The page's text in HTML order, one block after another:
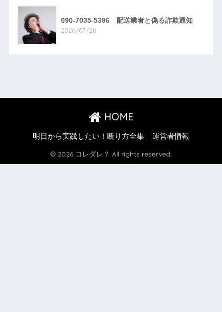
090-7035-5396 配送業者と偽る詐欺通知
2026/07/28
HOME
明日から実践したい！断り方全集 運営者情報
© 2026 コレダレ？ All rights reserved.